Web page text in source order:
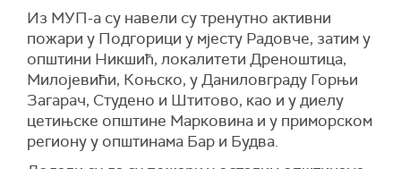
Из МУП-а су навели су тренутно активни
пожари у Подгорици у мјесту Радовче, затим у
општини Никшић, локалитети Дреноштица,
Милојевићи, Коњско, у Даниловграду Горњи
Загарач, Студено и Штитово, као и у диелу
цетињске општине Марковина и у приморском
региону у општинама Бар и Будва.